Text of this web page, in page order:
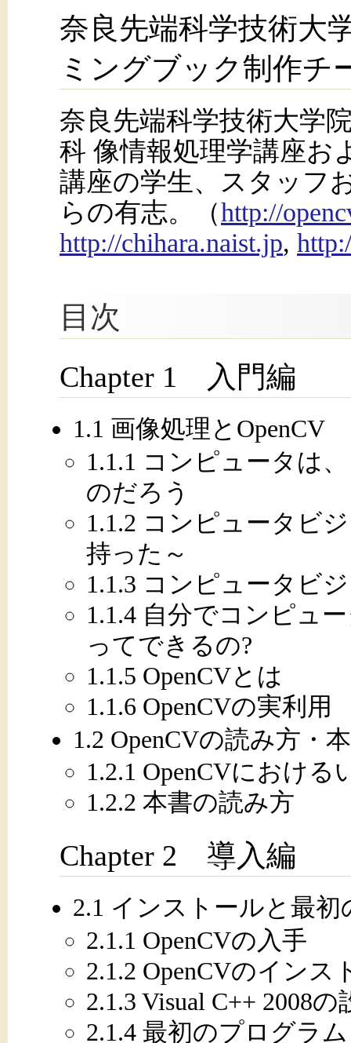
奈良先端科学技術大
ミングブック制作チ
奈良先端科学技術大学
科 像情報処理学講座お
講座の学生、スタッフ
らの有志。（http://
http://chihara.naist.jp,
目次
Chapter 1 入門編
1.1 画像処理とOpenCV
1.1.1 コンピュータは
のだろう
1.1.2 コンピュータビ
持った～
1.1.3 コンピュータビ
1.1.4 自分でコンピュ
ってできるの?
1.1.5 OpenCVとは
1.1.6 OpenCVの実利用
1.2 OpenCVの読み方・
1.2.1 OpenCVにおけ
1.2.2 本書の読み方
Chapter 2 導入編
2.1 インストールと最
2.1.1 OpenCVの入手
2.1.2 OpenCVのインス
2.1.3 Visual C++ 2008の
2.1.4 最初のプログラム